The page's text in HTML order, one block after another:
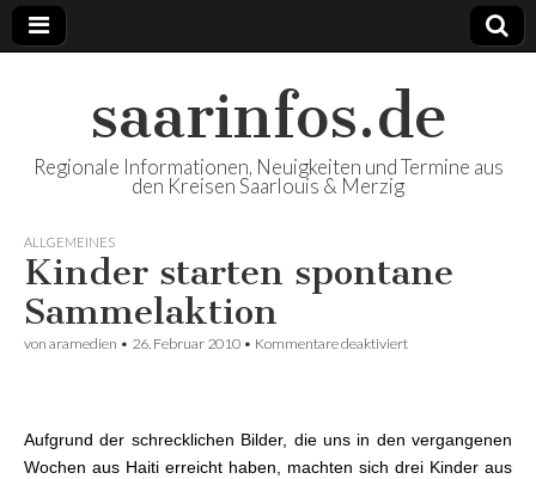
saarinfos.de
Regionale Informationen, Neuigkeiten und Termine aus
den Kreisen Saarlouis & Merzig
ALLGEMEINES
Kinder starten spontane
Sammelaktion
von aramedien • 26. Februar 2010 • Kommentare deaktiviert
Aufgrund der schrecklichen Bilder, die uns in den vergangenen
Wochen aus Haiti erreicht haben, machten sich drei Kinder aus